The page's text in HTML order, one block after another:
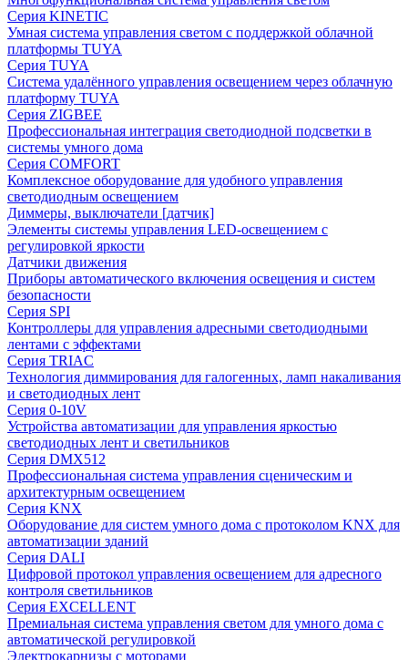
Серия KINETIC
Умная система управления светом с поддержкой облачной
платформы TUYA
Серия TUYA
Система удалённого управления освещением через облачную
платформу TUYA
Серия ZIGBEE
Профессиональная интеграция светодиодной подсветки в
системы умного дома
Серия COMFORT
Комплексное оборудование для удобного управления
светодиодным освещением
Диммеры, выключатели [датчик]
Элементы системы управления LED-освещением с
регулировкой яркости
Датчики движения
Приборы автоматического включения освещения и систем
безопасности
Серия SPI
Контроллеры для управления адресными светодиодными
лентами с эффектами
Серия TRIAC
Технология диммирования для галогенных, ламп накаливания
и светодиодных лент
Серия 0-10V
Устройства автоматизации для управления яркостью
светодиодных лент и светильников
Серия DMX512
Профессиональная система управления сценическим и
архитектурным освещением
Серия KNX
Оборудование для систем умного дома с протоколом KNX для
автоматизации зданий
Серия DALI
Цифровой протокол управления освещением для адресного
контроля светильников
Серия EXCELLENT
Премиальная система управления светом для умного дома с
автоматической регулировкой
Электрокарнизы с моторами